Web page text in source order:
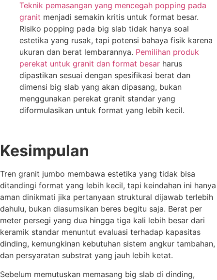
Teknik pemasangan yang mencegah popping pada
granit menjadi semakin kritis untuk format besar.
Risiko popping pada big slab tidak hanya soal
estetika yang rusak, tapi potensi bahaya fisik karena
ukuran dan berat lembarannya. Pemilihan produk
perekat untuk granit dan format besar harus
dipastikan sesuai dengan spesifikasi berat dan
dimensi big slab yang akan dipasang, bukan
menggunakan perekat granit standar yang
diformulasikan untuk format yang lebih kecil.
Kesimpulan
Tren granit jumbo membawa estetika yang tidak bisa
ditandingi format yang lebih kecil, tapi keindahan ini hanya
aman dinikmati jika pertanyaan struktural dijawab terlebih
dahulu, bukan diasumsikan beres begitu saja. Berat per
meter persegi yang dua hingga tiga kali lebih besar dari
keramik standar menuntut evaluasi terhadap kapasitas
dinding, kemungkinan kebutuhan sistem angkur tambahan,
dan persyaratan substrat yang jauh lebih ketat.
Sebelum memutuskan memasang big slab di dinding,